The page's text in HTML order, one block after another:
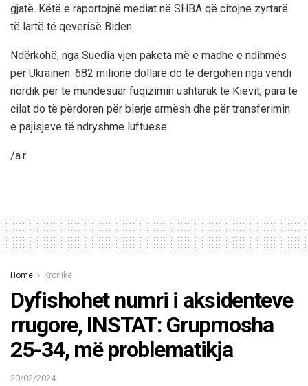
gjatë. Këtë e raportojnë mediat në SHBA që citojnë zyrtarë
të lartë të qeverisë Biden.
Ndërkohë, nga Suedia vjen paketa më e madhe e ndihmës
për Ukrainën. 682 milionë dollarë do të dërgohen nga vendi
nordik për të mundësuar fuqizimin ushtarak të Kievit, para të
cilat do të përdoren për blerje armësh dhe për transferimin
e pajisjeve të ndryshme luftuese.
/a.r
Home Kronikë
Dyfishohet numri i aksidenteve
rrugore, INSTAT: Grupmosha
25-34, më problematikja
20/02/2024